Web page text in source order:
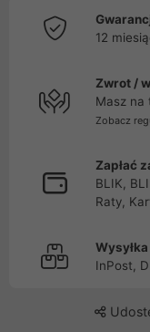
12
Zwrot /
Masz na
Zobacz
Zapłać
BLIK,
Raty,
InPost,